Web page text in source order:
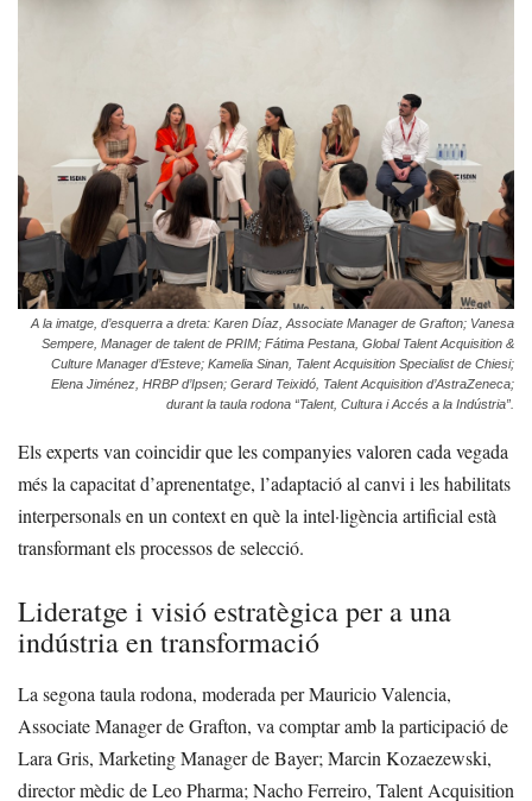
A la imatge, d’esquerra a dreta: Karen Díaz, Associate Manager de Grafton; Vanesa
Sempere, Manager de talent de PRIM; Fátima Pestana, Global Talent Acquisition &
Culture Manager d’Esteve; Kamelia Sinan, Talent Acquisition Specialist de Chiesi;
Elena Jiménez, HRBP d’Ipsen; Gerard Teixidó, Talent Acquisition d’AstraZeneca;
durant la taula rodona “Talent, Cultura i Accés a la Indústria”.
Els experts van coincidir que les companyies valoren cada vegada
més la capacitat d’aprenentatge, l’adaptació al canvi i les habilitats
interpersonals en un context en què la intel·ligència artificial està
transformant els processos de selecció.
Lideratge i visió estratègica per a una
indústria en transformació
La segona taula rodona, moderada per Mauricio Valencia,
Associate Manager de Grafton, va comptar amb la participació de
Lara Gris, Marketing Manager de Bayer; Marcin Kozaezewski,
director mèdic de Leo Pharma; Nacho Ferreiro, Talent Acquisition